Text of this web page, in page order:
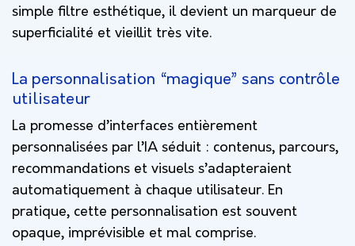
simple filtre esthétique, il devient un marqueur de
superficialité et vieillit très vite.
La personnalisation “magique” sans contrôle
utilisateur
La promesse d’interfaces entièrement
personnalisées par l’IA séduit : contenus, parcours,
recommandations et visuels s’adapteraient
automatiquement à chaque utilisateur. En
pratique, cette personnalisation est souvent
opaque, imprévisible et mal comprise.